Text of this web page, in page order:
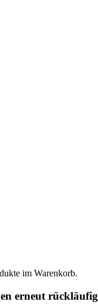
im Warenkorb.
erneut rückläufig